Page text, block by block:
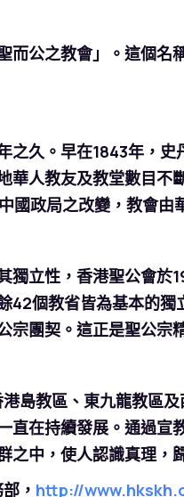
而公之教會」。這個
之久。早在1843年，
華人教友及教堂數目
國政局之改變，教會由
獨立性，香港聖公會
42個教省皆為基本的
宗團契。這正是聖公宗
島教區、東九龍教區
直在持續發展。通過
之中，使人認識真理，
， http://